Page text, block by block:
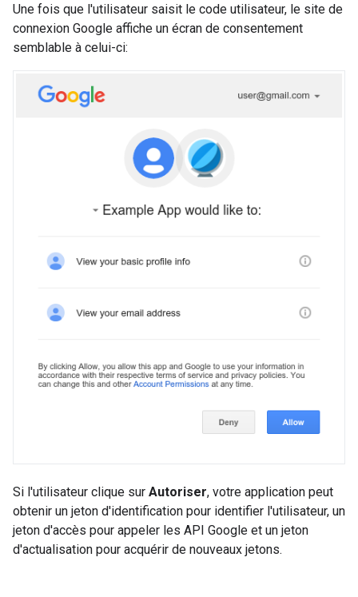
Une fois que l'utilisateur saisit le code utilisateur, le site de
connexion Google affiche un écran de consentement
semblable à celui-ci:
Si l'utilisateur clique sur Autoriser, votre application peut
obtenir un jeton d'identification pour identifier l'utilisateur, un
jeton d'accès pour appeler les API Google et un jeton
d'actualisation pour acquérir de nouveaux jetons.